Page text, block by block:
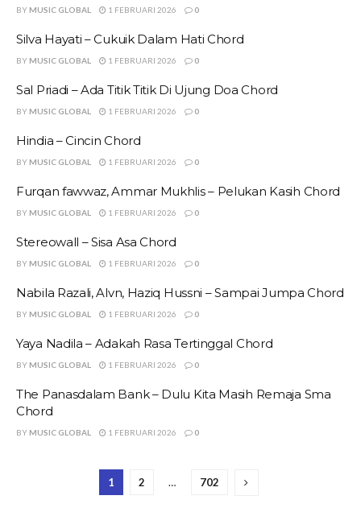
BY MUSIC GLOBAL 1 FEBRUARI 2026 0
Silva Hayati – Cukuik Dalam Hati Chord
BY MUSIC GLOBAL 1 FEBRUARI 2026 0
Sal Priadi – Ada Titik Titik Di Ujung Doa Chord
BY MUSIC GLOBAL 1 FEBRUARI 2026 0
Hindia – Cincin Chord
BY MUSIC GLOBAL 1 FEBRUARI 2026 0
Furqan fawwaz, Ammar Mukhlis – Pelukan Kasih Chord
BY MUSIC GLOBAL 1 FEBRUARI 2026 0
Stereowall – Sisa Asa Chord
BY MUSIC GLOBAL 1 FEBRUARI 2026 0
Nabila Razali, Alvn, Haziq Hussni – Sampai Jumpa Chord
BY MUSIC GLOBAL 1 FEBRUARI 2026 0
Yaya Nadila – Adakah Rasa Tertinggal Chord
BY MUSIC GLOBAL 1 FEBRUARI 2026 0
The Panasdalam Bank – Dulu Kita Masih Remaja Sma
Chord
BY MUSIC GLOBAL 1 FEBRUARI 2026 0
1 2 … 702